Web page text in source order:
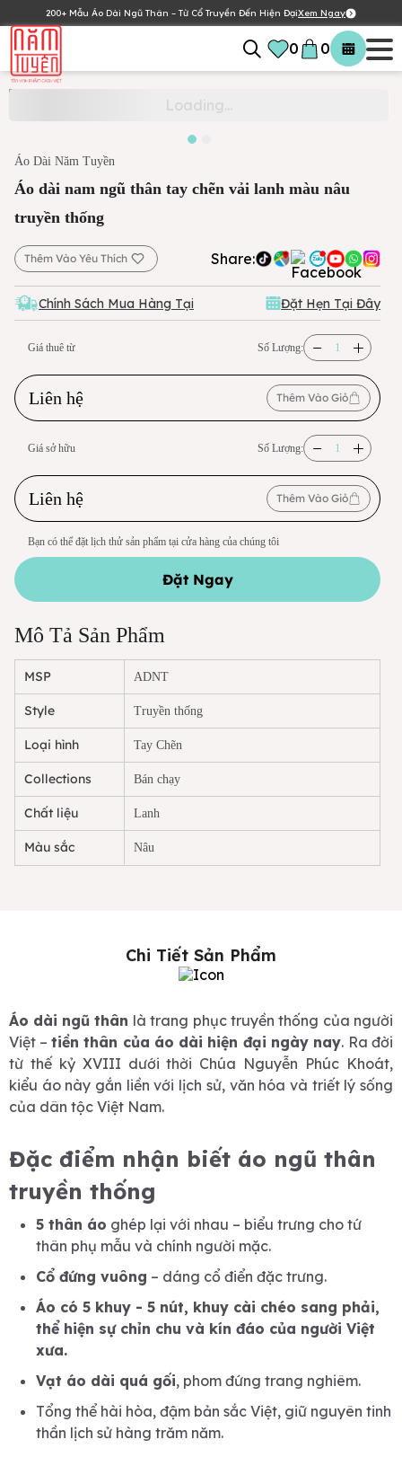
200+ Mẫu Áo Dài Ngũ Thân – Từ Cổ Truyền Đến Hiện ĐạiXem Ngay
0 0
Áo Dài Năm Tuyền
Áo dài nam ngũ thân tay chẽn vải lanh màu nâu
truyền thống
Thêm Vào Yêu Thích Share:
Chính Sách Mua Hàng Tại Đặt Hẹn Tại Đây
Giá thuê từ Số Lượng:
Liên hệ Thêm Vào Giỏ
Giá sở hữu Số Lượng:
Liên hệ Thêm Vào Giỏ
Bạn có thể đặt lịch thử sản phẩm tại cửa hàng của chúng tôi
Đặt Ngay
Mô Tả Sản Phẩm
MSP ADNT
Style Truyền thống
Loại hình Tay Chẽn
Collections Bán chạy
Chất liệu Lanh
Màu sắc Nâu
Chi Tiết Sản Phẩm
Áo dài ngũ thân là trang phục truyền thống của người
Việt – tiền thân của áo dài hiện đại ngày nay. Ra đời
từ thế kỷ XVIII dưới thời Chúa Nguyễn Phúc Khoát,
kiểu áo này gắn liền với lịch sử, văn hóa và triết lý sống
của dân tộc Việt Nam.
Đặc điểm nhận biết áo ngũ thân
truyền thống
5 thân áo ghép lại với nhau – biểu trưng cho tứ
thân phụ mẫu và chính người mặc.
Cổ đứng vuông – dáng cổ điển đặc trưng.
Áo có 5 khuy - 5 nút, khuy cài chéo sang phải,
thể hiện sự chỉn chu và kín đáo của người Việt
xưa.
Vạt áo dài quá gối, phom đứng trang nghiêm.
Tổng thể hài hòa, đậm bản sắc Việt, giữ nguyên tinh
thần lịch sử hàng trăm năm.